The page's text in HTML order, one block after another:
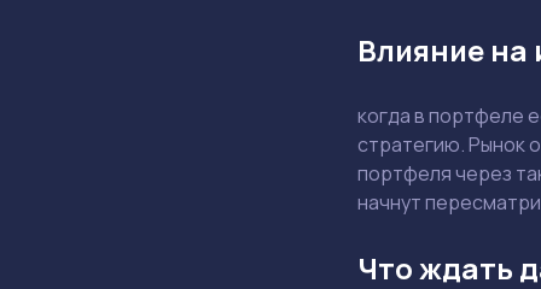
Влияние на
когда в портфеле
стратегию. Рынок
портфеля через
начнут
Что ждать